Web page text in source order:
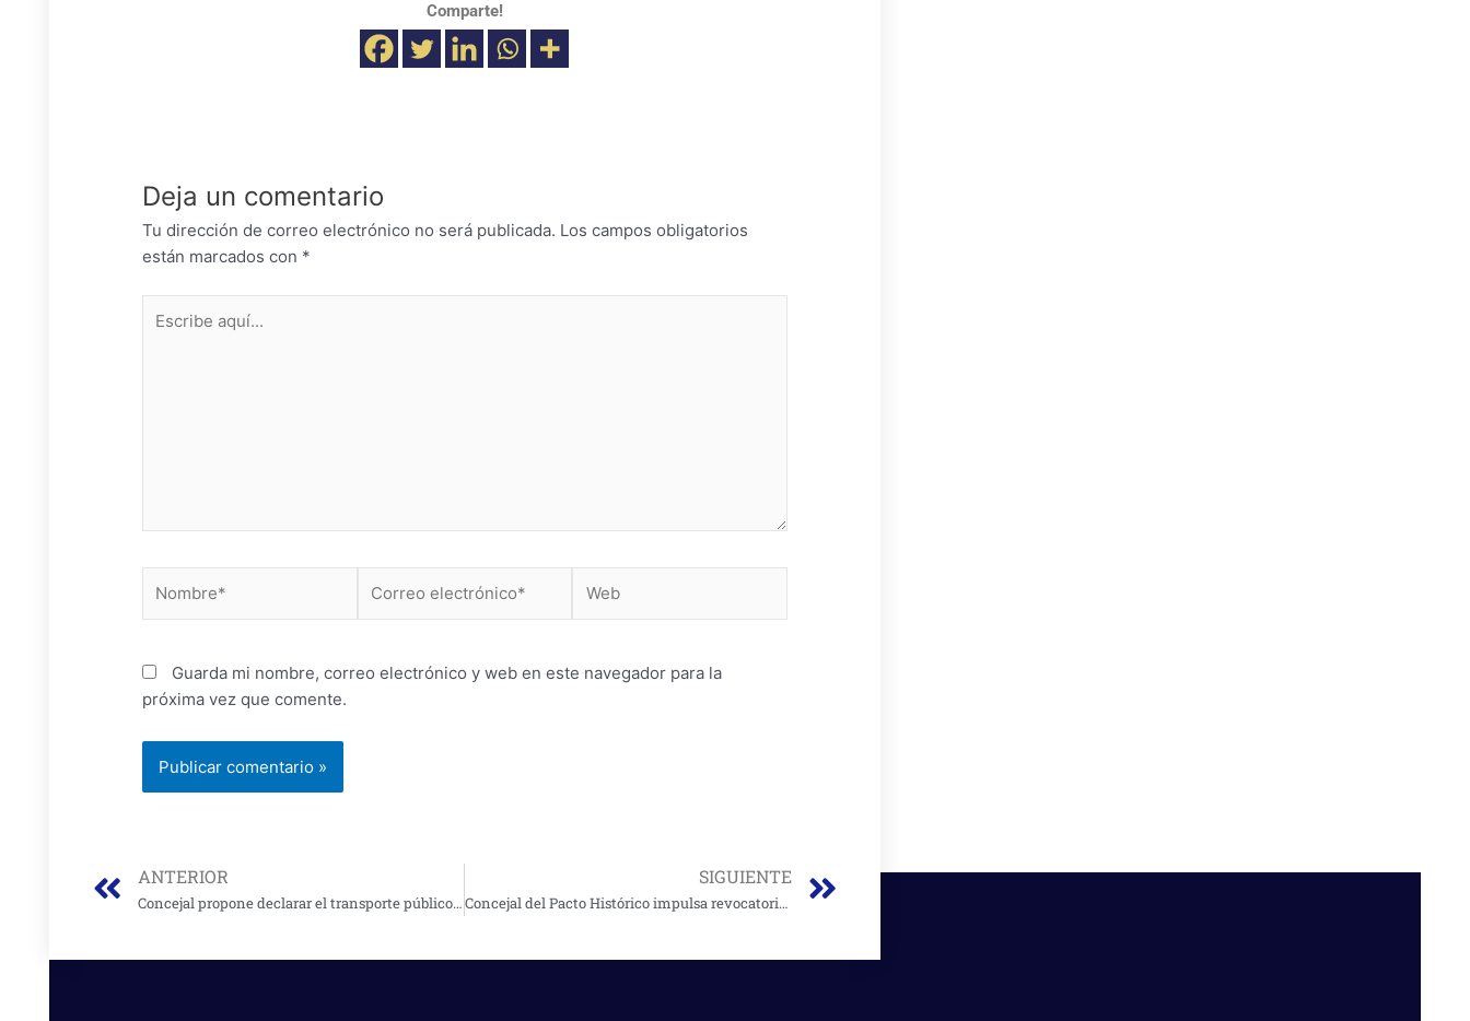
Comparte!
Deja un comentario
Tu dirección de correo electrónico no será publicada. Los campos obligatorios
están marcados con *
aquí...
electrónico*
Guarda mi nombre, correo electrónico y web en este navegador para la
próxima vez que comente.
Prev
ANTERIOR
Concejal propone declarar el transporte público masivo como servicio esencial
SIGUIENTE
Concejal del Pacto Histórico impulsa revocatoria del mandato del alcalde Galán
Next